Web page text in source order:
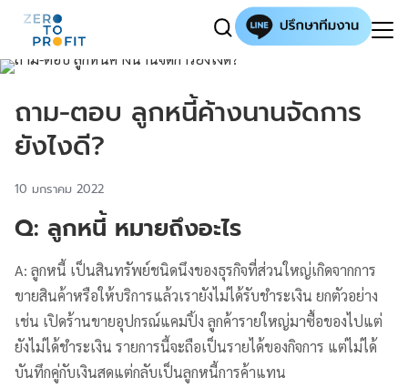
ถาม-ตอบ ลูกหนี้ค้างนานจัดการ
ยังไงดี?
10 มกราคม 2022
Q: ลูกหนี้ หมายถึงอะไร
A: ลูกหนี้ เป็นสินทรัพย์ชนิดนึงของธุรกิจที่ส่วนใหญ่เกิดจากการ
ขายสินค้าหรือให้บริการแล้วเรายังไม่ได้รับชำระเงิน ยกตัวอย่าง
เช่น เปิดร้านขายอุปกรณ์แคมปิ้ง ลูกค้ารายใหญ่มาซื้อของไปแต่
ยังไม่ได้ชำระเงิน รายการนี้จะถือเป็นรายได้ของกิจการ แต่ไม่ได้
บันทึกคู่กับเงินสดแต่กลับเป็นลูกหนี้การค้าแทน